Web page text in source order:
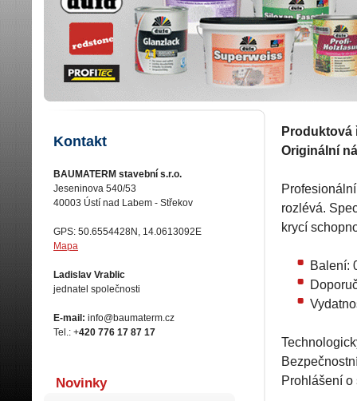
Produktová
Originální
rozlévá.
krycí
Balení:
Prohlášení o
Kontakt
BAUMATERM stavební s.r.o.
Jeseninova 540/53
40003 Ústí nad Labem - Střekov
GPS: 50.6554428N, 14.0613092E
Mapa
Ladislav Vrablic
jednatel společnosti
E-mail: info@baumaterm.cz
Tel.: +420 776 17 87 17
Novinky